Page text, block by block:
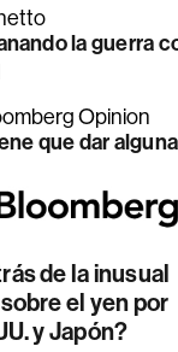
la guerra
Opinion
que dar
de la inusual
el yen por
y Japón?